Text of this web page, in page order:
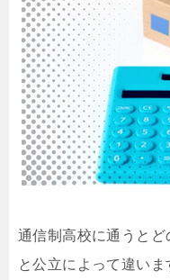
通信制高校に通うと
と公立によって違いま